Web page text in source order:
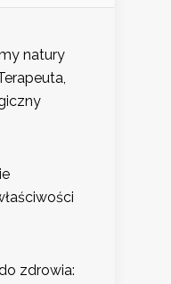
natury
zdrowia: